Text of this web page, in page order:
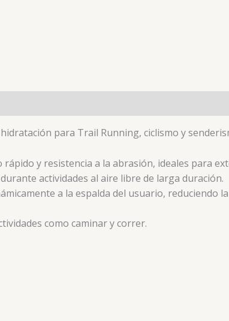
para Trail Running, ciclismo y
y resistencia a la abrasión, ideales para
actividades al aire libre de larga duración.
a la espalda del usuario, reduciendo
como caminar y correr.